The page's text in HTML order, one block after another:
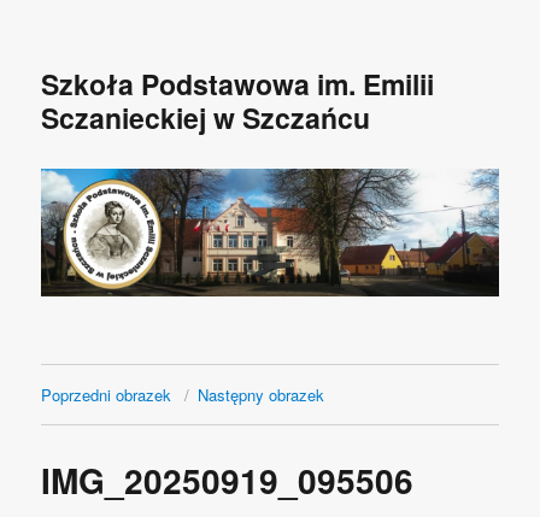
Szkoła Podstawowa im. Emilii
Sczanieckiej w Szczańcu
Poprzedni obrazek Następny obrazek
IMG_20250919_095506